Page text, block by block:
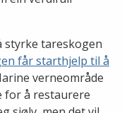
styrke tareskogen
får starthjelp til å
verneområde
for å restaurere